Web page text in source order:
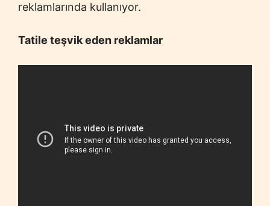
reklamlarında kullanıyor.
Tatile teşvik eden reklamlar